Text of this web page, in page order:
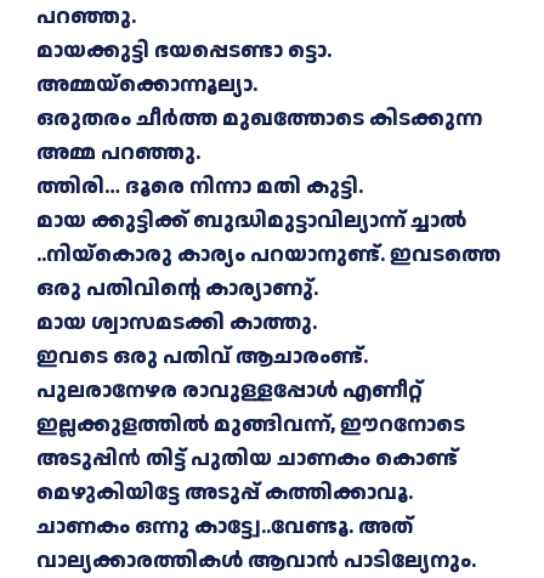
പറഞ്ഞു.
മായക്കുട്ടി ഭയപ്പെടണ്ടാ ട്ടൊ.
അമ്മയ്ക്കൊന്നൂല്യാ.
ഒരുതരം ചീർത്ത മുഖത്തോടെ കിടക്കുന്ന
അമ്മ പറഞ്ഞു.
ത്തിരി… ദൂരെ നിന്നാ മതി കുട്ടി.
മായ ക്കുട്ടിക്ക് ബുദ്ധിമുട്ടാവില്യാന്ന് ച്ചാൽ
..നിയ്കൊരു കാര്യം പറയാനുണ്ട്. ഇവടത്തെ
ഒരു പതിവിന്റെ കാര്യാണു്.
മായ ശ്വാസമടക്കി കാത്തു.
ഇവടെ ഒരു പതിവ് ആചാരംണ്ട്.
പുലരാനേഴര രാവുള്ളപ്പോൾ എണീറ്റ്
ഇല്ലക്കുളത്തിൽ മുങ്ങിവന്ന്, ഈറനോടെ
അടുപ്പിൻ തിട്ട് പുതിയ ചാണകം കൊണ്ട്
മെഴുകിയിട്ടേ അടുപ്പ് കത്തിക്കാവൂ.
ചാണകം ഒന്നു കാട്ട്വേ..വേണ്ടൂ. അത്
വാല്യക്കാരത്തികൾ ആവാൻ പാടില്യേനും.